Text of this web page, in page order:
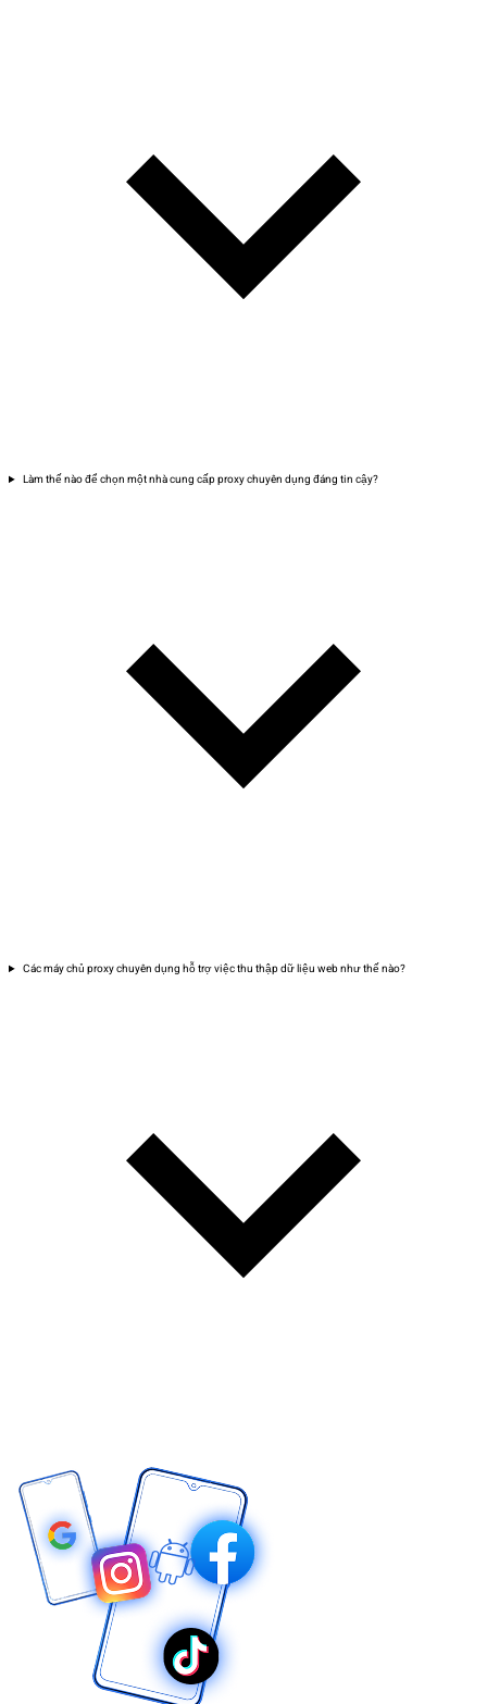
Làm thế nào để chọn một nhà cung cấp proxy chuyên dụng đáng tin cậy?
Các máy chủ proxy chuyên dụng hỗ trợ việc thu thập dữ liệu web như thế nào?